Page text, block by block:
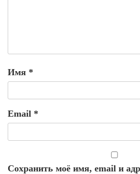
Имя *
Email *
Сохранить моё имя, email и